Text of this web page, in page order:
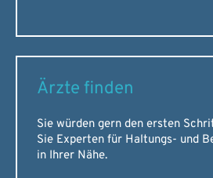
Ärzte finden
Sie würden gern den ersten
Sie Experten für Haltungs- und
in Ihrer Nähe.